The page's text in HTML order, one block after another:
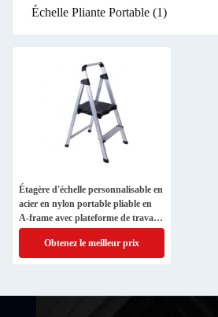
Échelle Pliante Portable (1)
Étagère d'échelle personnalisable en
acier en nylon portable pliable en
A-frame avec plateforme de travail
extensible
Obtenez le meilleur prix